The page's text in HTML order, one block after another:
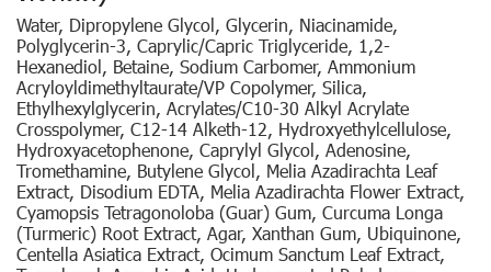
Water, Dipropylene Glycol, Glycerin, Niacinamide,
Polyglycerin-3, Caprylic/Capric Triglyceride, 1,2-
Hexanediol, Betaine, Sodium Carbomer, Ammonium
Acryloyldimethyltaurate/VP Copolymer, Silica,
Ethylhexylglycerin, Acrylates/C10-30 Alkyl Acrylate
Crosspolymer, C12-14 Alketh-12, Hydroxyethylcellulose,
Hydroxyacetophenone, Caprylyl Glycol, Adenosine,
Tromethamine, Butylene Glycol, Melia Azadirachta Leaf
Extract, Disodium EDTA, Melia Azadirachta Flower Extract,
Cyamopsis Tetragonoloba (Guar) Gum, Curcuma Longa
(Turmeric) Root Extract, Agar, Xanthan Gum, Ubiquinone,
Centella Asiatica Extract, Ocimum Sanctum Leaf Extract,